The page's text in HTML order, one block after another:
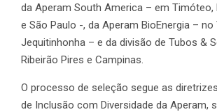
da Aperam South America – em Timóteo,
e São Paulo -, da Aperam BioEnergia – no
Jequitinhonha – e da divisão de Tubos &
Ribeirão Pires e Campinas.
O processo de seleção segue as
de Inclusão com Diversidade da Aperam,